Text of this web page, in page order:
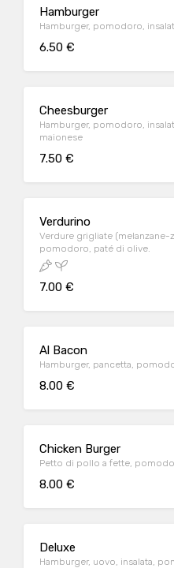
Hamburger
Hamburger, pomodoro,
6.50 €
Cheesburger
Hamburger, pomodoro,
maionese
7.50 €
Verdurino
Verdure grigliate
pomodoro, paté di olive.
7.00 €
Al Bacon
Hamburger, pancetta,
8.00 €
Chicken Burger
Petto di pollo a fette,
8.00 €
Deluxe
Hamburger, uovo, insalata,